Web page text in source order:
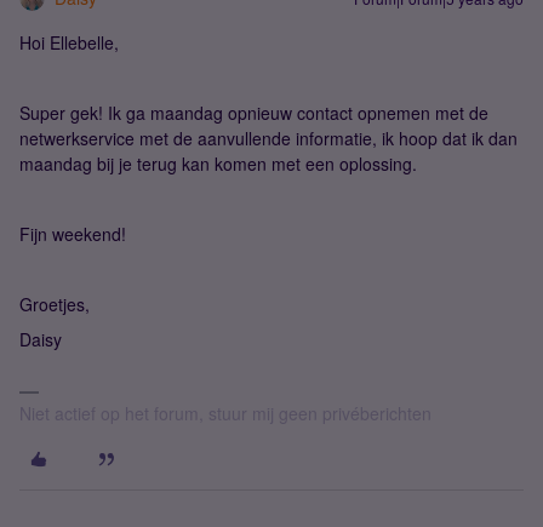
Hoi Ellebelle,
Super gek! Ik ga maandag opnieuw contact opnemen met de
netwerkservice met de aanvullende informatie, ik hoop dat ik dan
maandag bij je terug kan komen met een oplossing.
Fijn weekend!
Groetjes,
Daisy
Niet actief op het forum, stuur mij geen privéberichten